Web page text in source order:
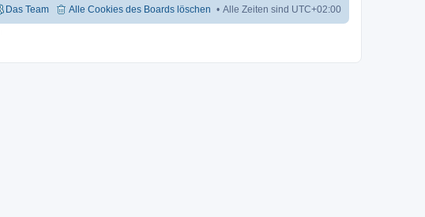
Alle Zeiten sind UTC+02:00
Alle Cookies des Boards löschen
Das Team